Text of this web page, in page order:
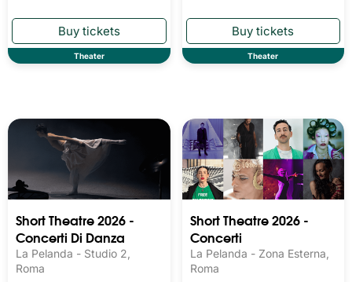
Theater Theater
Short Theatre 2026 -
Concerti Di Danza
La Pelanda - Studio 2,
Roma
Short Theatre 2026 -
Concerti
La Pelanda - Zona Esterna,
Roma